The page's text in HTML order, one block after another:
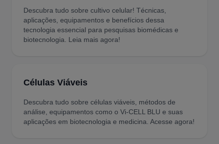
Descubra tudo sobre cultivo celular! Técnicas,
aplicações, equipamentos e benefícios dessa
tecnologia essencial para pesquisas biomédicas e
biotecnologia. Leia mais agora!
Células Viáveis
Descubra tudo sobre células viáveis, métodos de
análise, equipamentos como o Vi-CELL BLU e suas
aplicações em biotecnologia e medicina. Acesse agora!